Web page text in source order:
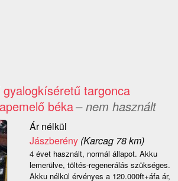
targonca
béka– nem használt
Ár nélkül
Jászberény(Karcag 78 km)
4 évet használt, normál állapot. Akku
lemerülve, töltés-regenerálás szükséges.
Akku nélkül érvényes a 120.000ft+áfa ár,